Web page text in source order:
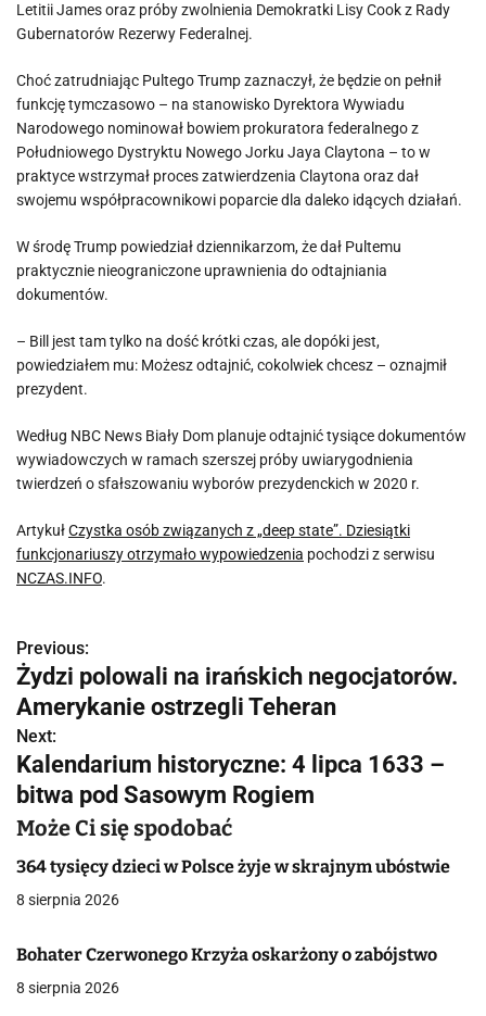
Letitii James oraz próby zwolnienia Demokratki Lisy Cook z Rady
Gubernatorów Rezerwy Federalnej.
Choć zatrudniając Pultego Trump zaznaczył, że będzie on pełnił
funkcję tymczasowo – na stanowisko Dyrektora Wywiadu
Narodowego nominował bowiem prokuratora federalnego z
Południowego Dystryktu Nowego Jorku Jaya Claytona – to w
praktyce wstrzymał proces zatwierdzenia Claytona oraz dał
swojemu współpracownikowi poparcie dla daleko idących działań.
W środę Trump powiedział dziennikarzom, że dał Pultemu
praktycznie nieograniczone uprawnienia do odtajniania
dokumentów.
– Bill jest tam tylko na dość krótki czas, ale dopóki jest,
powiedziałem mu: Możesz odtajnić, cokolwiek chcesz – oznajmił
prezydent.
Według NBC News Biały Dom planuje odtajnić tysiące dokumentów
wywiadowczych w ramach szerszej próby uwiarygodnienia
twierdzeń o sfałszowaniu wyborów prezydenckich w 2020 r.
ArtykułCzystka osób związanych z „deep state”. Dziesiątki
funkcjonariuszy otrzymało wypowiedzenia pochodzi z serwisu
NCZAS.INFO.
N
a
w
i
g
a
c
j
a
Previous:
Żydzi polowali na irańskich negocjatorów.
Amerykanie ostrzegli Teheran
Next:
Kalendarium historyczne: 4 lipca 1633 –
bitwa pod Sasowym Rogiem
Może Ci się spodobać
364 tysięcy dzieci w Polsce żyje w skrajnym ubóstwie
8 sierpnia 2026
Bohater Czerwonego Krzyża oskarżony o zabójstwo
8 sierpnia 2026